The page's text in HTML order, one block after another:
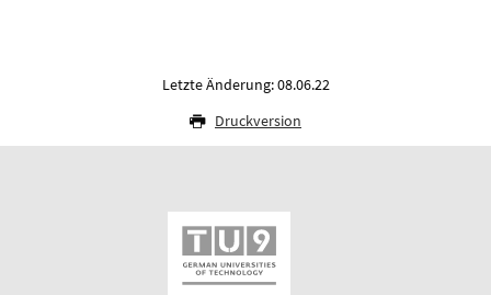
Letzte Änderung: 08.06.22
Druckversion